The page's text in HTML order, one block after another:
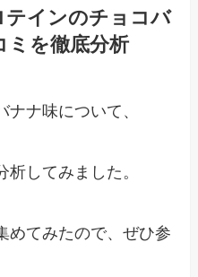
テインのチョコバ
ミを徹底分析
ナ味について、
してみました。
めてみたので、ぜひ参